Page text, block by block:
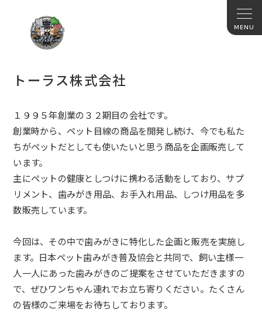
トーラス株式会社
１９９５年創業の３２期目の会社です。
創業時から、ペット目線の商品を開発し続け、今でも私た
ちがペットだとしても使いたいと思う商品を企画販売して
います。
主にペットの健康としつけに携わる活動をしており、サプ
リメント、歯みがき用品、お手入れ用品、しつけ用品を多
数販売しています。
今回は、その中で歯みがきに特化した企画と販売を実施し
ます。日本ペット歯みがき普及協会と共同で、飼い主様一
人一人にあった歯みがきのご提案をさせていただきますの
で、ぜひワンちゃん連れでお立ち寄りください。たくさん
の皆様のご来場をお待ちしております。